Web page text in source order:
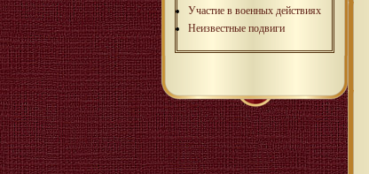
Участие в военных действиях
Неизвестные подвиги